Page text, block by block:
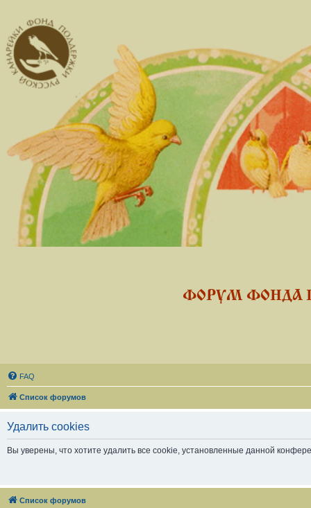
ФОРУМ ФОНДА
FAQ
Список форумов
Удалить cookies
Вы уверены, что хотите удалить все cookie, установленные данной
Список форумов